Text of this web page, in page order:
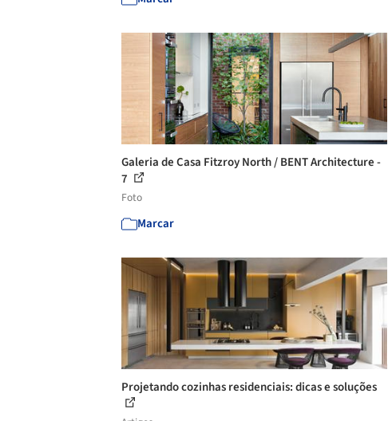
Galeria de Casa Fitzroy North / BENT Architecture -
7
Foto
Marcar
Projetando cozinhas residenciais: dicas e soluções